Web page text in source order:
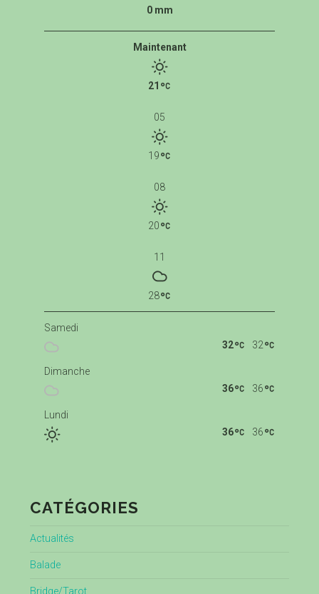
0 mm
Maintenant
21
05
19
08
20
11
28
Samedi
32
32
Dimanche
36
36
Lundi
36
36
CATÉGORIES
Actualités
Balade